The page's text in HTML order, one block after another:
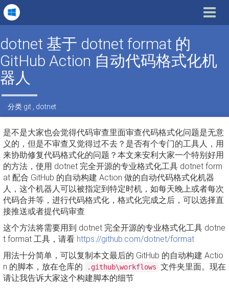
Toggle
dotnet 基于 dotnet format 的
GitHub Action 自动代码格式化机
器人
分类 git dotnet
是不是大家也会觉得代码审查里面审查代码格式化问题是无意
义的，但是不审查又觉得过不去？是否有个专门的工具人，用
来协助修复代码格式化的问题？本文来安利大家一个特别好用
的方法，使用 dotnet 完全开源的专业格式化工具 dotnet form
at 配合 GitHub 的自动构建 Action 做的自动代码格式化机器
人，这个机器人可以被指定到特定时机，如每天晚上或者每次
代码合并等，进行代码格式化，格式化完成之后，可以选择直
接推送或者提代码审查
这个方法将需要用到 dotnet 完全开源的专业格式化工具 dotne
t format 工具，请看 https://github.com/dotnet/format
用法十分简单，可以复制本文最后的 GitHub 的自动构建 Actio
n 的脚本，放在仓库的
.github\workflows 文件夹里面。现在
请让我告诉大家这个构建脚本的细节